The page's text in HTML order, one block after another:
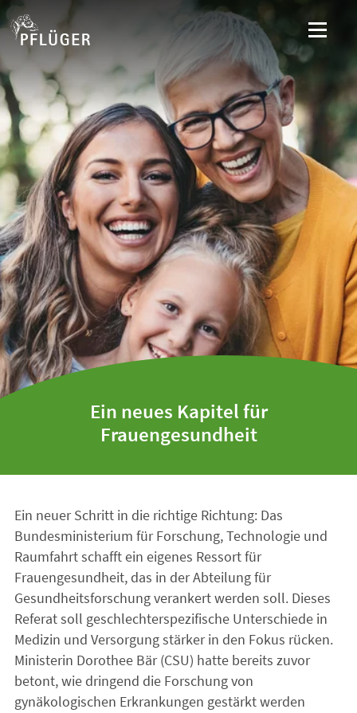
Ein neues Kapitel für
Frauengesundheit
Ein neuer Schritt in die richtige Richtung: Das
Bundesministerium für Forschung, Technologie und
Raumfahrt schafft ein eigenes Ressort für
Frauengesundheit, das in der Abteilung für
Gesundheitsforschung verankert werden soll. Dieses
Referat soll geschlechterspezifische Unterschiede in
Medizin und Versorgung stärker in den Fokus rücken.
Ministerin Dorothee Bär (CSU) hatte bereits zuvor
betont, wie dringend die Forschung von
gynäkologischen Erkrankungen gestärkt werden